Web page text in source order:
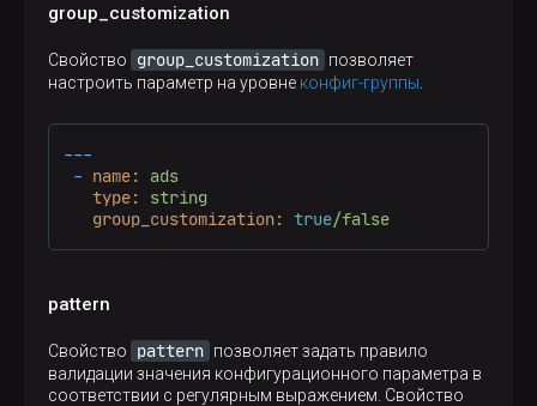
group_customization
Свойство group_customization позволяет
настроить параметр на уровне конфиг-группы
---
- name:
ads
type:
string
group_customization: true/false
pattern
Свойство pattern позволяет задать правило
валидации значения конфигурационного параметра в
соответствии с регулярным выражением. Свойство